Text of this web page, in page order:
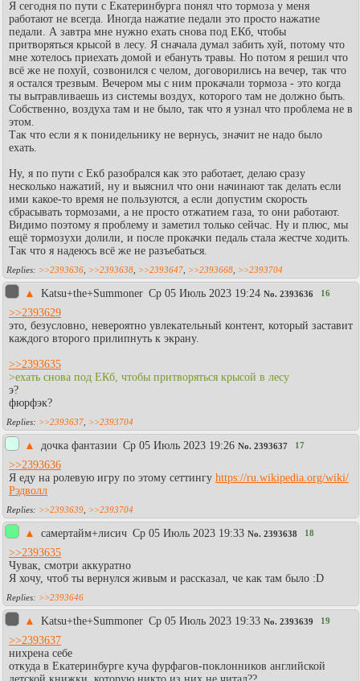
Я сегодня по пути с Екатеринбурга понял что тормоза у меня
работают не всегда. Иногда нажатие педали это просто нажатие
педали. А завтра мне нужно ехать снова под ЕКб, чтобы
притворяться крысой в лесу. Я сначала думал забить хуй, потому что
мне хотелось приехать домой и ебануть травы. Но потом я решил что
всё же не похуй, созвонился с челом, договорились на вечер, так что
я остался трезвым. Вечером мы с ним прокачали тормоза - это когда
ты вытравливаешь из системы воздух, которого там не должно быть.
Собственно, воздуха там и не было, так что я узнал что проблема не в
этом.
Так что если я к понидельнику не вернусь, значит не надо было
ехать.
Ну, я по пути с Екб разобрался как это работает, делаю сразу
несколько нажатий, ну и выяснил что они начинают так делать если
ими какое-то время не пользуются, а если допустим скорость
сбрасывать тормозами, а не просто отжатием газа, то они работают.
Видимо поэтому я проблему и заметил только сейчас. Ну и плюс, мы
ещё тормозухи долили, и после прокачки педаль стала жестче ходить.
Так что я надеюсь всё же не разъебаться.
>>2393636 >>2393638 >>2393647 >>2393668 >>2393704
▲ Katsu+the+Summoner Ср 05 Июль 2023 19:24 No. 2393636 16
>>2393629
это, безусловно, невероятно увлекательный контент, который заставит
каждого второго прилипнуть к экрану.
>>2393635
>ехать снова под ЕКб, чтобы притворяться крысой в лесу
э?
фюрфэк?
>>2393637 >>2393704
▲ дочка фантазии Ср 05 Июль 2023 19:26 No. 2393637 17
>>2393636
Я еду на ролевую игру по этому сеттингу https://ru.wikipedia.org/wiki/
Рэдволл
>>2393639 >>2393704
▲ самертайм+лисич Ср 05 Июль 2023 19:33 No. 2393638 18
>>2393635
Чувак, смотри аккуратно
Я хочу, чтоб ты вернулся живым и рассказал, че как там было :D
>>2393646
▲ Katsu+the+Summoner Ср 05 Июль 2023 19:33 No. 2393639 19
>>2393637
нихрена себе
откуда в Екатеринбурге куча фурфагов-поклонников английской